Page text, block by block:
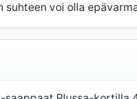
suhteen voi olla